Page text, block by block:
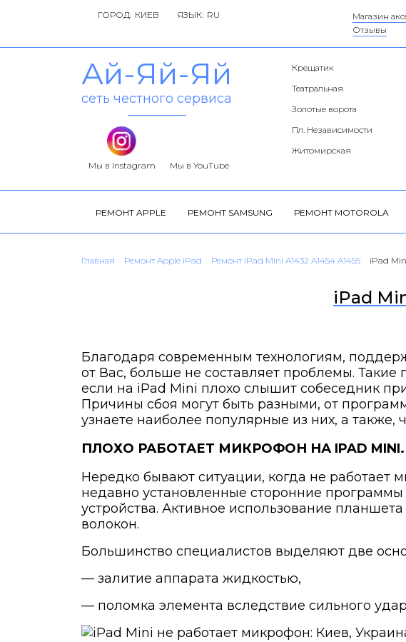
ГОРОД: ЯЗЫК: Магазин
Отзывы
Ай-Яй-Яй
сеть честного сервиса
Мы в Instagram Мы в YouTube
Крещатик
Театральная
Золотые ворота
Пл. Независимости
Житомирская
РЕМОНТ APPLE РЕМОНТ SAMSUNG РЕМОНТ MOTOROLA
Главная Ремонт Apple iPad Ремонт iPad Mini A1432 A1454 A1455 iPad
iPad
Благодаря современным технологиям,
от Вас, больше не составляет проблемы.
если на iPad Mini плохо слышит собеседник
Причины сбоя могут быть разными, от
узнаете наиболее популярные из них, а также,
ПЛОХО РАБОТАЕТ МИКРОФОН НА IPAD
Нередко бывают ситуации, когда не
недавно установленные сторонние
устройства. Активное использование
волокон.
Большинство специалистов выделяют две
— залитие аппарата жидкостью,
— поломка элемента вследствие сильного